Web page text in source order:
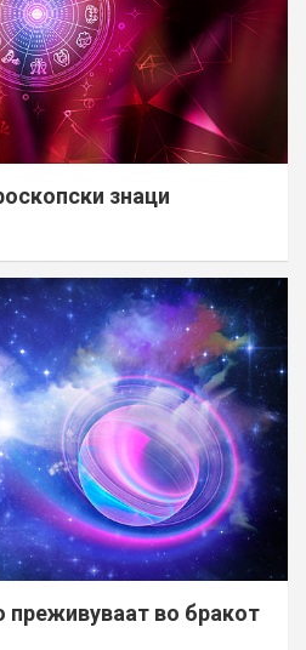
знаци
преживуваат во бракот